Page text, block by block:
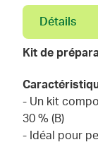
Détails
Kit de
- Un kit
30 % (B)
- Idéal pour